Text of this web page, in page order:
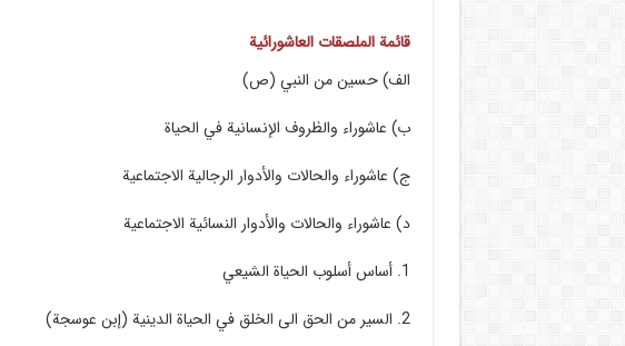
قائمة الملصقات العاشورائیة
الف) حسین من النبي (ص)
ب) عاشوراء والظروف الإنسانیة في الحیاة
ج) عاشوراء والحالات والأدوار الرجالیة الاجتماعیة
د) عاشوراء والحالات والأدوار النسائیة الاجتماعیة
1. أساس أسلوب الحیاة الشیعي
2. السیر من الحق الی الخلق في الحیاة
الدينية (إبن عوسجة)